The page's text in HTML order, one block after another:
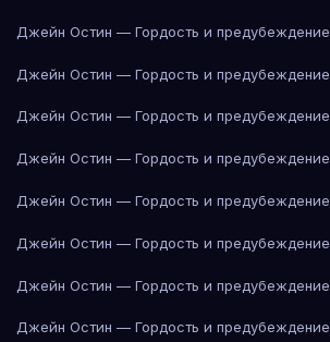
Джейн Остин — Гордость и предубеждение
Джейн Остин — Гордость и предубеждение
Джейн Остин — Гордость и предубеждение
Джейн Остин — Гордость и предубеждение
Джейн Остин — Гордость и предубеждение
Джейн Остин — Гордость и предубеждение
Джейн Остин — Гордость и предубеждение
Джейн Остин — Гордость и предубеждение